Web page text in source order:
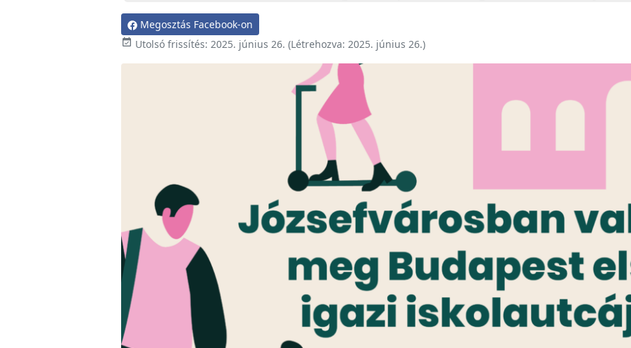
Megosztás Facebook-on
 Utolsó frissítés: 2025. június 26. (Létrehozva: 2025. június 26.)